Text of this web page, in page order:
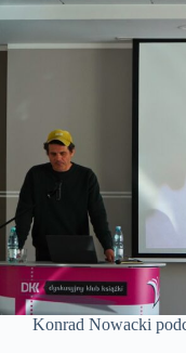
Konrad Nowacki